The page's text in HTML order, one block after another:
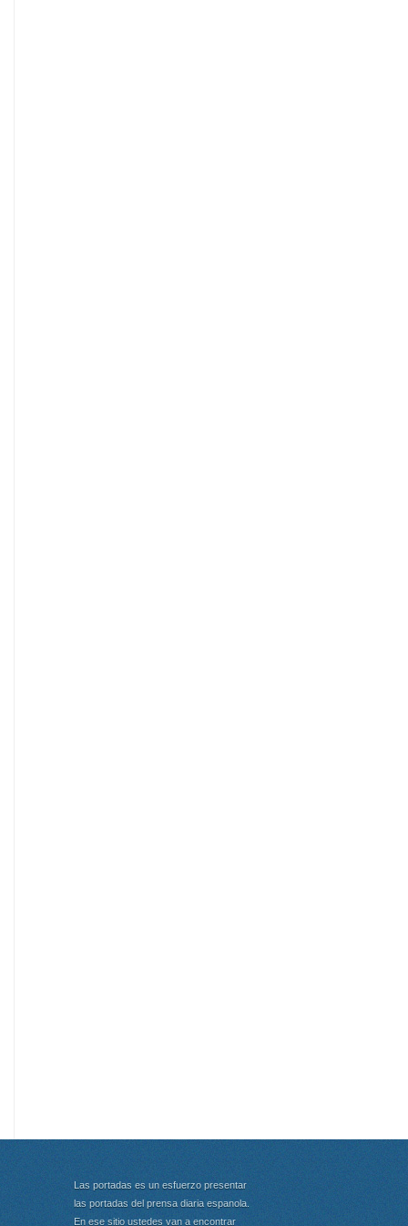
Las portadas es un esfuerzo presentar
las portadas del prensa diaria espanola.
En ese sitio ustedes van a encontrar